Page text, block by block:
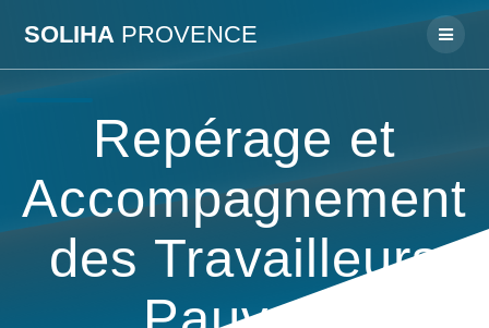
au
SOLIHA PROVENCE
Repérage et
Accompagnement
des Travailleurs